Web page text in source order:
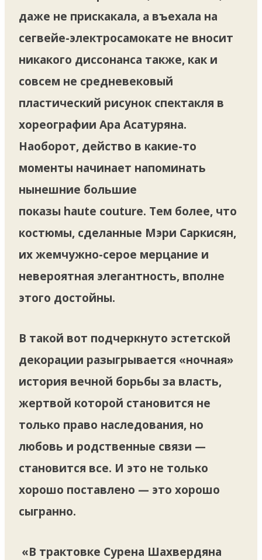
даже не прискакала, а въехала на
сегвейе-электросамокате не вносит
никакого диссонанса также, как и
совсем не средневековый
пластический рисунок спектакля в
хореографии Ара Асатуряна.
Наоборот, действо в какие-то
моменты начинает напоминать
нынешние большие
показы haute couturе. Тем более, что
костюмы, сделанные Мэри Саркисян,
их жемчужно-серое мерцание и
невероятная элегантность, вполне
этого достойны.
В такой вот подчеркнуто эстетской
декорации разыгрывается «ночная»
история вечной борьбы за власть,
жертвой которой становится не
только право наследования, но
любовь и родственные связи —
становится все. И это не только
хорошо поставлено — это хорошо
сыгранно.
«В трактовке Сурена Шахвердяна